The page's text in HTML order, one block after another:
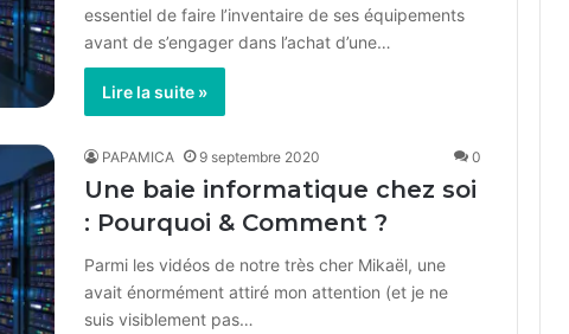
essentiel de faire l’inventaire de ses équipements
avant de s’engager dans l’achat d’une…
Lire la suite »
PAPAMICA 9 septembre 2020 0
Une baie informatique chez soi
: Pourquoi & Comment ?
Parmi les vidéos de notre très cher Mikaël, une
avait énormément attiré mon attention (et je ne
suis visiblement pas…